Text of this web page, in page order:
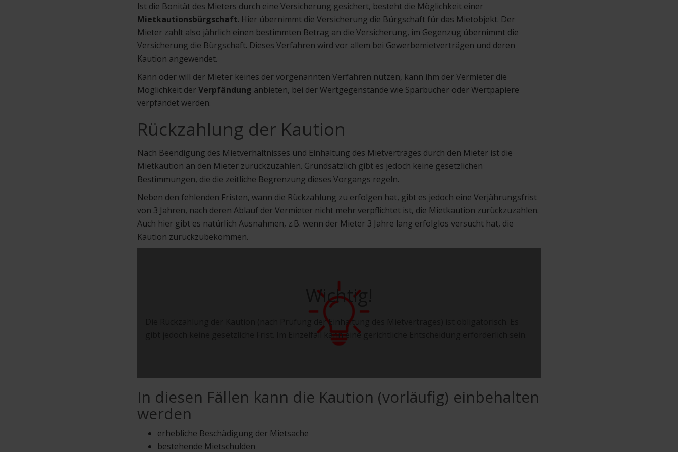
Ist die Bonität des Mieters durch eine Versicherung gesichert, besteht die Möglichkeit einer
Mietkautionsbürgschaft. Hier übernimmt die Versicherung die Bürgschaft für das Mietobjekt. Der
Mieter zahlt also jährlich einen bestimmten Betrag an die Versicherung, im Gegenzug übernimmt die
Versicherung die Bürgschaft. Dieses Verfahren wird vor allem bei Gewerbemietverträgen und deren
Kaution angewendet.
Kann oder will der Mieter keines der vorgenannten Verfahren nutzen, kann ihm der Vermieter die
Möglichkeit derVerpfändung anbieten, bei der Wertgegenstände wie Sparbücher oder Wertpapiere
verpfändet werden.
Rückzahlung der Kaution
Nach Beendigung des Mietverhältnisses und Einhaltung des Mietvertrages durch den Mieter ist die
Mietkaution an den Mieter zurückzuzahlen. Grundsätzlich gibt es jedoch keine gesetzlichen
Bestimmungen, die die zeitliche Begrenzung dieses Vorgangs regeln.
Neben den fehlenden Fristen, wann die Rückzahlung zu erfolgen hat, gibt es jedoch eine Verjährungsfrist
von 3 Jahren, nach deren Ablauf der Vermieter nicht mehr verpflichtet ist, die Mietkaution zurückzuzahlen.
Auch hier gibt es natürlich Ausnahmen, z.B. wenn der Mieter 3 Jahre lang erfolglos versucht hat, die
Kaution zurückzubekommen.
Wichtig!
Die Rückzahlung der Kaution (nach Prüfung der Einhaltung des Mietvertrages) ist obligatorisch. Es
gibt jedoch keine gesetzliche Frist. Im Einzelfall kann eine gerichtliche Entscheidung erforderlich sein.
In diesen Fällen kann die Kaution (vorläufig) einbehalten
werden
erhebliche Beschädigung der Mietsache
bestehende Mietschulden